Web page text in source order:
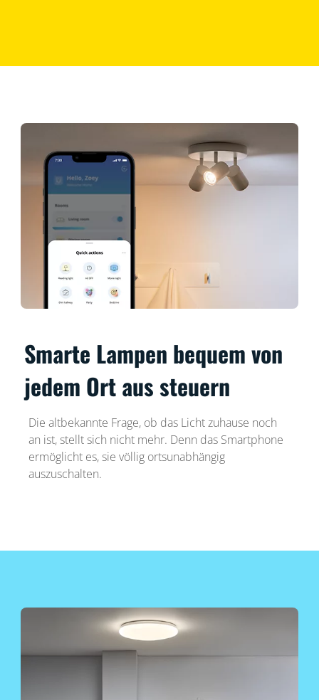
Smarte Lampen bequem von
jedem Ort aus steuern
Die altbekannte Frage, ob das Licht zuhause noch
an ist, stellt sich nicht mehr. Denn das Smartphone
ermöglicht es, sie völlig ortsunabhängig
auszuschalten.